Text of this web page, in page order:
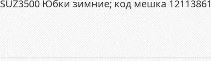
SUZ3500 Юбки зимние; код мешка 12113861